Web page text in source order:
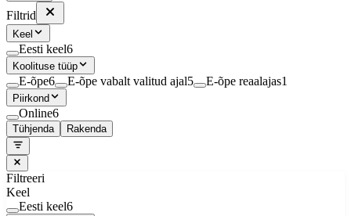
Filtrid
Keel
Eesti keel6
Koolituse tüüp
E-õpe6 E-õpe vabalt valitud ajal5 E-õpe reaalajas1
Piirkond
Online6
Tühjenda Rakenda
Filtreeri
Keel
Eesti keel6